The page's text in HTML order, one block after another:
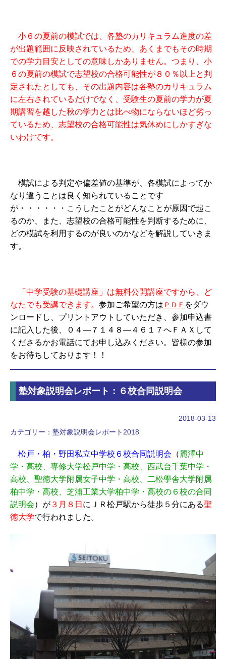
小６の夏前の模試では、各塾のカリキュラム進度の差
が出題範囲に反映されているため、あくまでもその時期
での学力目安としての意味しかありません。つまり、小
６の夏前の模試で志望校の合格可能性が８０％以上と判
定されたとしても、その出題内容は各塾のカリキュラム
に左右されているだけでなく、受験生の夏前の学力が夏
期講習を越した秋の学力とは比べ物にならないほど劣っ
ているため、志望校の合格可能性は気休めにしかすぎな
いわけです。
模試による判定や偏差値の基準が、各模試によってか
なり違うことは良く知られていることです
が・・・・・・こうしたことがどんなことが原因で起こ
るのか、また、志望校の合格可能性を判断するために、
どの模試を利用するのが良いのかなどを解説していきま
す。
「中学受験の基礎講座」は無料公開講座ですから、ど
なたでも受講できます。 参加ご希望の方は ＰＤＦ をダウ
ンロードし、プリントアウトしていただき、参加申込書
に記入した後、０４―７１４８―４６１７へＦＡＸして
くださるかお電話にてお申し込みください。皆様の参加
をお待ちしております！！
塾対象説明会レポート：６校合同説明会
2018-03-13
カテゴリー： 塾対象説明会レポート2018
松戸・柏・野田私立中学校６校合同説明会 （ 麗澤中
学・高校、専修大学松戸中学・高校、西武台千葉中学・
高校、聖徳大学附属女子中学・高校、二松學舎大学附属
柏中学・高校、芝浦工業大学柏中学・高校の６校の合同
説明会）が ３月８日 にＪＲ松戸駅から徒歩５分にある聖
徳大学で行われました。